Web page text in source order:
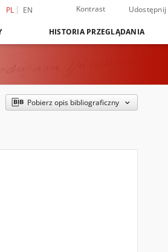
PL EN Kontrast Udostępnij
HISTORIA PRZEGLĄDANIA
Pobierz opis bibliograficzny